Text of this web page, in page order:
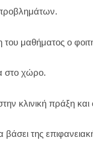
μαθήματος ο
στο χώρο.
κλινική πράξη
βάσει της